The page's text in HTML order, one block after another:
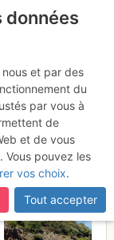
août 2017
données
et par des
du
par vous à
de
et de vous
Vous pouvez les
vos choix.
Tout accepter